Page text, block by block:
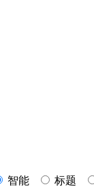
智能
标题